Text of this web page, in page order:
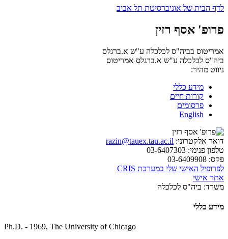
לדף הבית של אוניברסיטת תל אביב
פרופ' אסף רזין
אמריטוס בביה"ס לכלכלה ע"ש א.ברגלס
ביה"ס לכלכלה ע"ש א.ברגלס אמריטוס
ניווט מהיר:
מידע כללי
קורות חיים
פרסומים
English
דואר אלקטרוני: razin@tauex.tau.ac.il
טלפון פנימי:
פקס:
לפרופיל האישי שלי במערכת CRIS
אתר אישי
משרד: ביה"ס לכלכלה
מידע כללי
Ph.D. - 1969, The University of Chicago